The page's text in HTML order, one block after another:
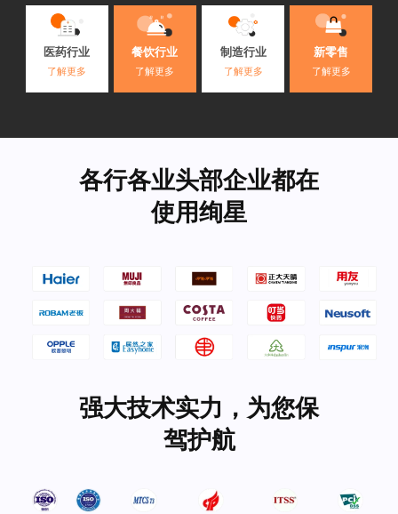
医药行业
了解更多
餐饮行业
了解更多
制造行业
了解更多
新零售
了解更多
各行各业头部企业都在
使用绚星
强大技术实力，为您保
驾护航